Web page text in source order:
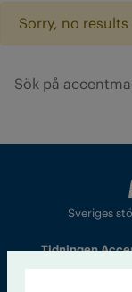
Sorry, no
Sveriges
Tidningen